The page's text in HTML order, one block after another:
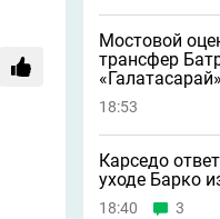
Мостовой
трансфер
«Галатасарай»
18:53
Карседо
уходе Барко
18:40 3